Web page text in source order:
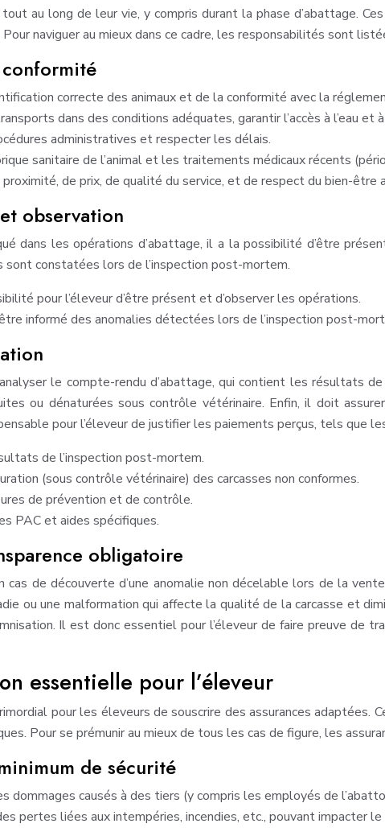
au long de leur vie, y compris durant la phase d’abattage.
naviguer au mieux dans ce cadre, les responsabilités sont
correcte des animaux et de la conformité avec la
dans des conditions adéquates, garantir l’accès à l’eau
administratives et respecter les délais.
sanitaire de l’animal et les traitements médicaux récents
de prix, de qualité du service, et de respect du bien-être
observation
dans les opérations d’abattage, il a la possibilité d’être
constatées lors de l’inspection post-mortem.
pour l’éleveur d’être présent et d’observer les opérations.
informé des anomalies détectées lors de l’inspection post-
le compte-rendu d’abattage, qui contient les résultats
ou dénaturées sous contrôle vétérinaire. Enfin, il doit
pour l’éleveur de justifier les paiements perçus, tels que
de l’inspection post-mortem.
(sous contrôle vétérinaire) des carcasses non conformes.
de prévention et de contrôle.
PAC et aides spécifiques.
obligatoire
cas de découverte d’une anomalie non décelable lors de la
ou une malformation qui affecte la qualité de la carcasse et
Il est donc essentiel pour l’éleveur de faire preuve de
essentielle pour l’éleveur
pour les éleveurs de souscrire des assurances
Pour se prémunir au mieux de tous les cas de figure, les
de sécurité
dommages causés à des tiers (y compris les employés de
pertes liées aux intempéries, incendies, etc., pouvant impacter